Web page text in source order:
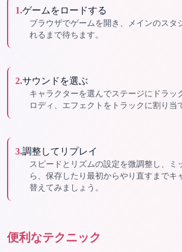
1.ゲームをロードする
ブラウザでゲームを開き、メインのスタ
れるまで待ちます。
2.サウンドを選ぶ
キャラクターを選んでステージにドラッ
ロディ、エフェクトをトラックに割り当
3.調整してリプレイ
スピードとリズムの設定を微調整し、ミ
ら、保存したり最初からやり直すまでキ
替えてみましょう。
便利なテクニック